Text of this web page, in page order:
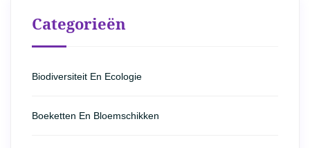
Categorieën
Biodiversiteit En Ecologie
Boeketten En Bloemschikken